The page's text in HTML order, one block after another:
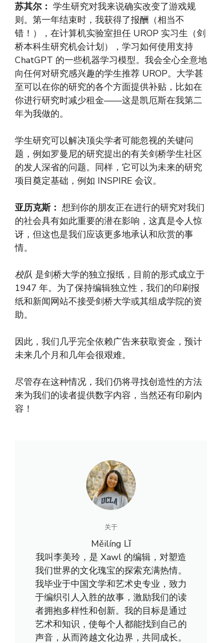
苏其尔： 学生研究对我来说确实改变了游戏规
则。第一年结束时，我获得了报酬（相当不
错！），在计算机实验室担任 UROP 实习生（剑
桥本科生研究机会计划），学习如何使用支持
ChatGPT 的一些机器学习模型。我会全心全意地
向任何对研究感兴趣的学生推荐 UROP。大学甚
至可以在你的研究的各个方面提供补贴，比如在
你进行研究时减少租金——这是凯厄斯在我第二
年为我做的。
学生研究可以解决顶尖学者可能忽视的关键问
题，例如罗曼尼的研究提出的有关剑桥学生社区
的发人深省的问题。同样，它可以为未来的研究
项目奠定基础，例如 INSPIRE 会议。
亚历克斯： 想到你的朋友正在进行的研究对我们
的社会具有如此重要的潜在影响，这真是令人惊
讶，但这也是我们应该更多地承认和欣赏的事
情。
校队 是剑桥大学的独立报纸，目前的形式成立于
1947 年。为了保持编辑独立性，我们的印刷报
纸和新闻网站不接受剑桥大学或其组成学院的资
助。
因此，我们几乎完全依赖广告来获取资金，预计
未来几个月和几年会很艰难。
尽管存在这种情况，我们仍将寻找创造性的方法
来为我们的读者提供数字内容，当然还有印刷内
容！
关于
Měilíng Lǐ
我叫李美玲，是 Xawl 的编辑，对塑造
我们世界的文化瑰宝的探索充满热情。
我毕业于中国文学和艺术史专业，致力
于编织引人入胜的故事，激励我们的读
者拥抱多样性和创新。我的目标是通过
艺术和知识，使每个人都能找到自己的
声音，从而跨越文化边界，共同成长。